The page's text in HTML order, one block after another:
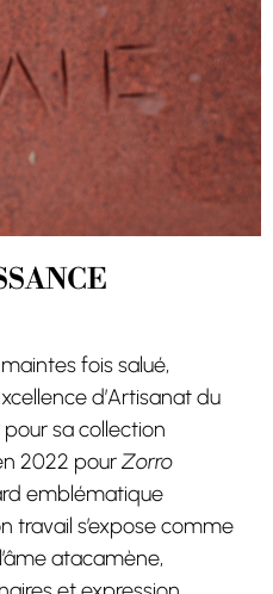
fois salué,
d’Artisanat du
pour sa collection
2022 pourZorro
emblématique
travail s’expose comme
atacamène,